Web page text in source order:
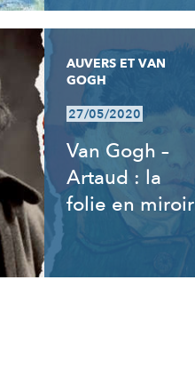
AUVERS ET VAN
GOGH
27/05/2020
Van Gogh –
Artaud : la
folie en miroir